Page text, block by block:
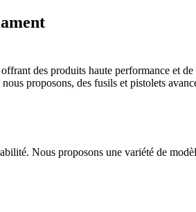
des produits haute performance et
proposons, des fusils et pistolets
Nous proposons une variété de